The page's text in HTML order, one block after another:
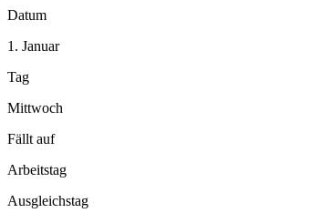
Datum
1. Januar
Tag
Mittwoch
Fällt auf
Arbeitstag
Ausgleichstag